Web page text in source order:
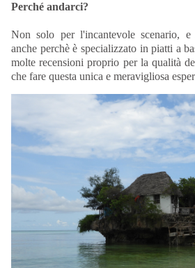
Perché andarci?
Non solo per l'incantevole scenario,
anche perchè è specializzato in piatti a
molte recensioni proprio per la qualità
che fare questa unica e meravigliosa